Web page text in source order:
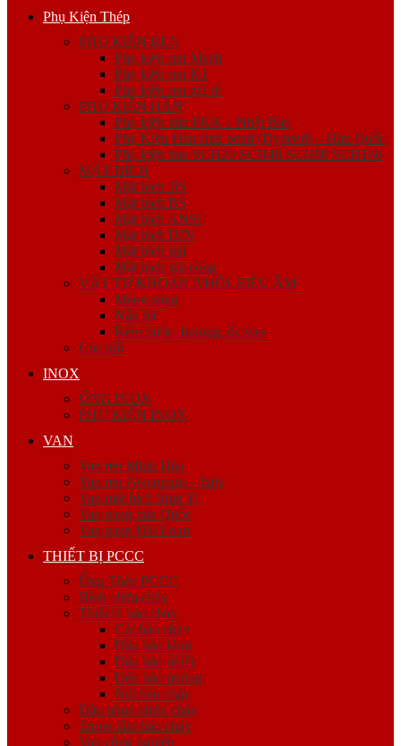
Phụ Kiện Thép
PHỤ KIỆN REN
Phụ kiện ren Mech
Phụ kiện ren K1
Phụ kiện ren giá rẻ
PHỤ KIỆN HÀN
Phụ kiện hàn FKK – Nhật Bản
Phụ Kiện Hàn Jinil bend (Dybend) – Hàn Quốc
Phụ kiện hàn SCH20 SCH40 SCH80 SCH160
MẶT BÍCH
Mặt bích JIS
Mặt bích BS
Mặt bích ANSI
Mặt bích DIN
Mặt bích mù
Mặt bích gia công
VẬT TƯ KHOAN NHỒI, SIÊU ÂM
Măng sông
Nắp bịt
Kẽm buộc, bulong, ốc viss
Cóc nối
INOX
ỐNG INOX
PHỤ KIỆN INOX
VAN
Van ren Minh Hòa
Van ren Giacomini – Italy
Van mặt bích Shin Yi
Van gang hàn Quốc
Van gang Đài Loan
THIẾT BỊ PCCC
Ống Thép PCCC
Bình chữa cháy
Thiết bị báo cháy
Còi báo cháy
Đầu báo khói
Đầu báo nhiệt
Đèn báo phòng
Nút báo cháy
Đầu phun chữa cháy
Trung tâm báo cháy
Van công nghiệp